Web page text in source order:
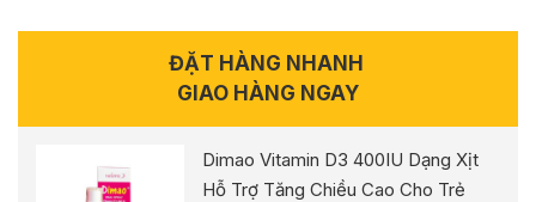
ĐẶT HÀNG NHANH
GIAO HÀNG NGAY
Dimao Vitamin D3 400IU Dạng Xịt
Hỗ Trợ Tăng Chiều Cao Cho Trẻ